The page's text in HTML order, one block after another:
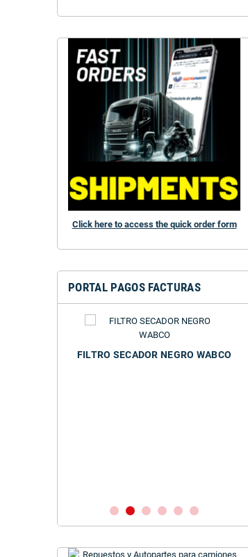
Click here to access the quick order form
PORTAL PAGOS FACTURAS
FILTRO SECADOR NEGRO WABCO